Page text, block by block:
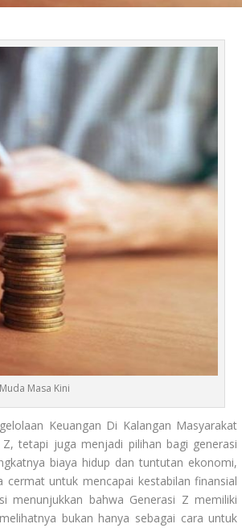
Masa Kini
Keuangan Di Kalangan Masyarakat
tetapi juga menjadi pilihan bagi generasi
biaya hidup dan tuntutan ekonomi,
untuk mencapai kestabilan finansial
menunjukkan bahwa Generasi Z memiliki
bukan hanya sebagai cara untuk